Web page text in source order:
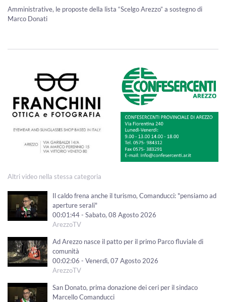
Amministrative, le proposte della lista “Scelgo Arezzo” a sostegno di
Marco Donati
Altri video nella stessa categoria
Il caldo frena anche il turismo, Comanducci: "pensiamo ad
aperture serali"
00:01:44 - Sabato, 08 Agosto 2026
ArezzoTV
Ad Arezzo nasce il patto per il primo Parco fluviale di
comunità
00:02:06 - Venerdì, 07 Agosto 2026
ArezzoTV
San Donato, prima donazione dei ceri per il sindaco
Marcello Comanducci